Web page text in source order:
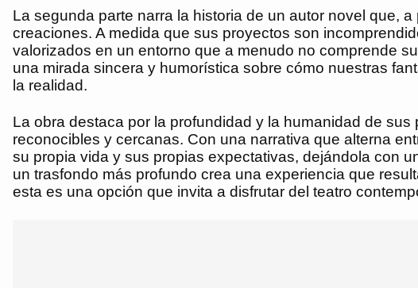
La segunda parte narra la historia de un autor novel que,
creaciones. A medida que sus proyectos son
valorizados en un entorno que a menudo no comprende
una mirada sincera y humorística sobre cómo nuestras
la realidad.
La obra destaca por la profundidad y la humanidad de
reconocibles y cercanas. Con una narrativa que alterna
su propia vida y sus propias expectativas, dejándola con
un trasfondo más profundo crea una experiencia que
esta es una opción que invita a disfrutar del teatro